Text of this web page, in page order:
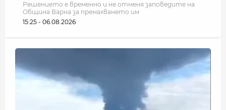
Решението е временно и не отменя заповедите на
Община Варна за премахването им
15:25 - 06.08.2026